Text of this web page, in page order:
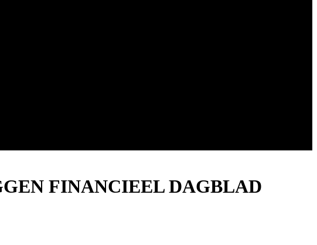
FINANCIEEL DAGBLAD